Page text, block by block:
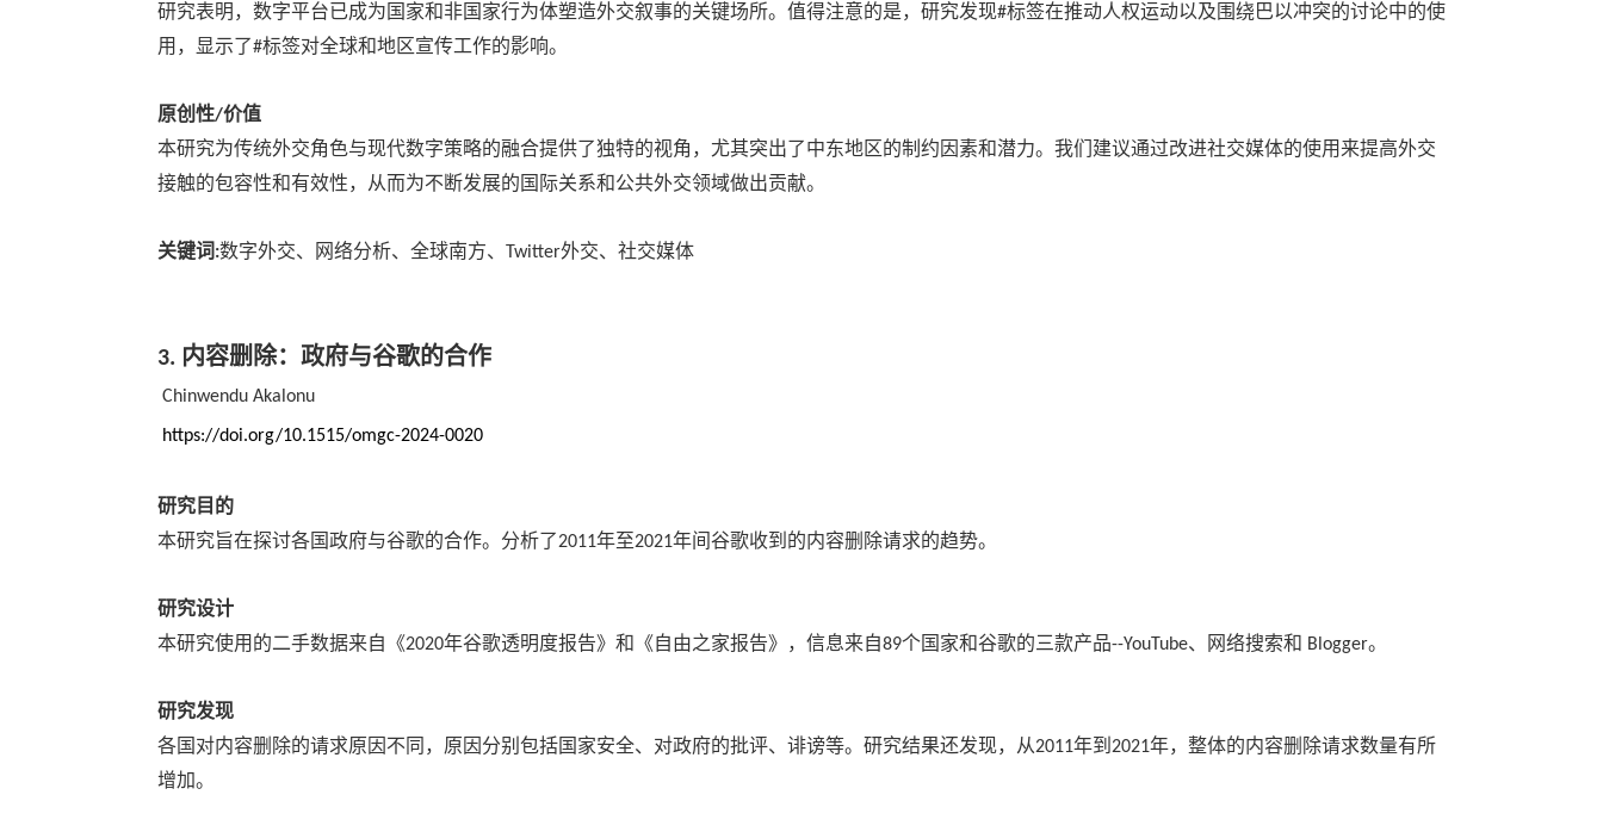
研究表明，数字平台已成为国家和非国家行为体塑造外交叙事的关键场所。值得注意的是，研究发现#标签在推动人权运动以及围绕巴以冲突的讨论中的使
用，显示了#标签对全球和地区宣传工作的影响。
原创性/价值
本研究为传统外交角色与现代数字策略的融合提供了独特的视角，尤其突出了中东地区的制约因素和潜力。我们建议通过改进社交媒体的使用来提高外交
接触的包容性和有效性，从而为不断发展的国际关系和公共外交领域做出贡献。
关键词 :数字外交、 网络分析、全球南方、 Twitter外交、社交媒体
3. 内容删除：政府与谷歌的合作
Chinwendu Akalonu
https://doi.org/10.1515/omgc-2024-0020
研究目的
本研究旨在探讨各国政府与谷歌的合作。分析了2011年至2021年间谷歌收到的内容删除请求的趋势。
研究设计
本研究使用的二手数据来自《2020年谷歌透明度报告》和《自由之家报告》，信息来自89个国家和谷歌的三款产品--YouTube、网络搜索和 Blogger。
研究发现
各国对内容删除的请求原因不同，原因分别包括国家安全、对政府的批评、诽谤等。研究结果还发现，从2011年到 2021年，整体的内容删除请求数量有所
增加。